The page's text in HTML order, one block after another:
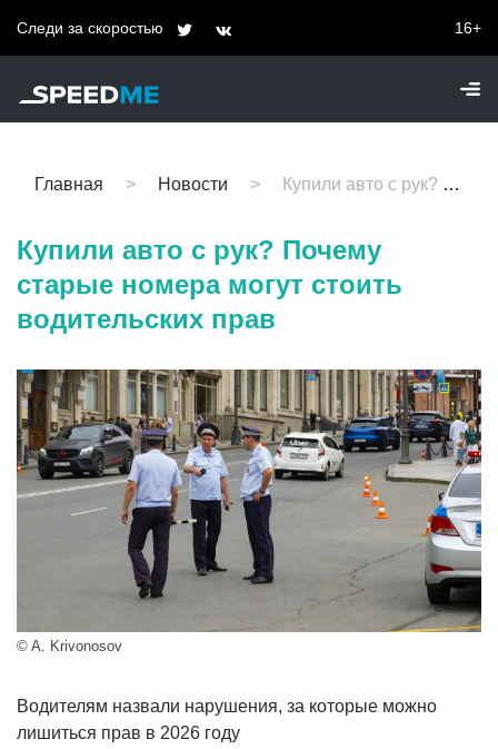
Следи за скоростью 16+
Главная Новости Купили авто с рук? Почему старые номера могут стоить водительских прав
Купили авто с рук? Почему
старые номера могут стоить
водительских прав
© A. Krivonosov
Водителям назвали нарушения, за которые можно
лишиться прав в 2026 году